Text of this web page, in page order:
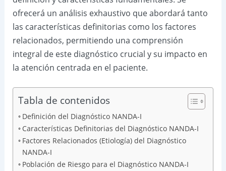
ofrecerá un análisis exhaustivo que abordará tanto
las características definitorias como los factores
relacionados, permitiendo una comprensión
integral de este diagnóstico crucial y su impacto en
la atención centrada en el paciente.
Tabla de contenidos
Definición del Diagnóstico NANDA-I
Características Definitorias del Diagnóstico NANDA-I
Factores Relacionados (Etiología) del Diagnóstico
NANDA-I
Población de Riesgo para el Diagnóstico NANDA-I